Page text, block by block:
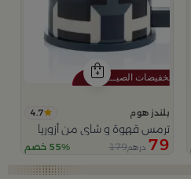
بلندز هوم 4.7
ترمس قهوة و شاي من أزوريا
79 درهم179 55% خصم